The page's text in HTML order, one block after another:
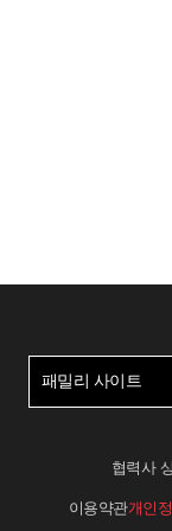
패밀리 사이트
협력사
이용약관개인